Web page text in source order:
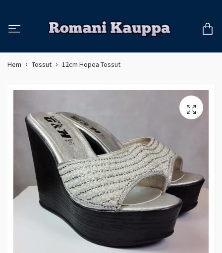
Hem Tossut 12cm Hopea Tossut